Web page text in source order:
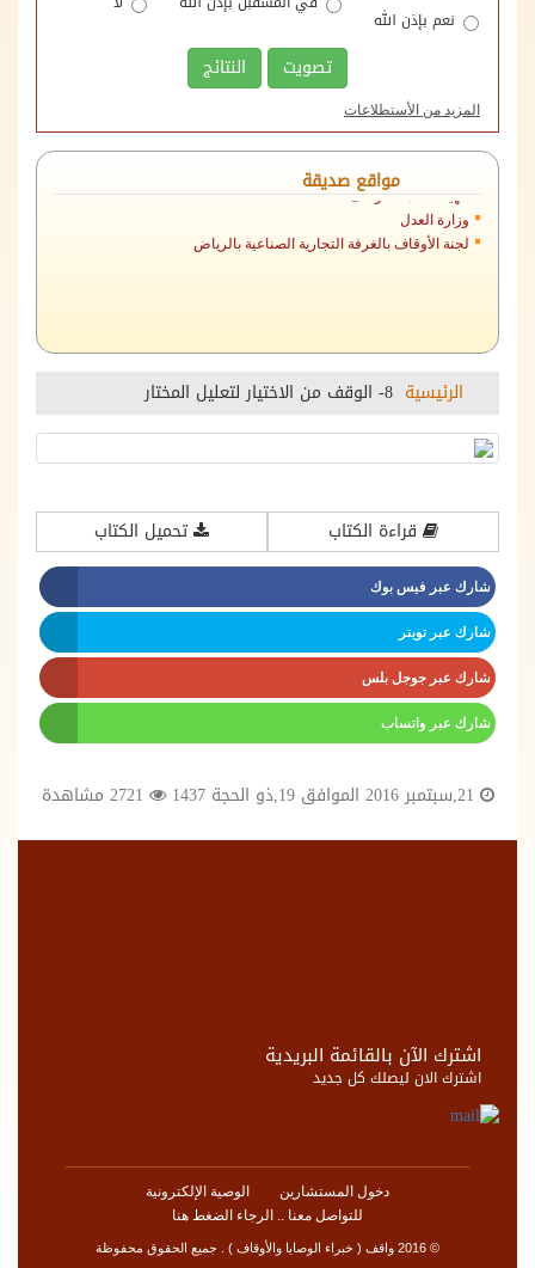
نعم بإذن الله
تصويت النتائج
المزيد من الأستطلاعات
مواقع صديقة
الهيئة العامة للأوقاف
وزارة العدل
لجنة الأوقاف بالغرفة التجارية الصناعية بالرياض
الرئيسية 8- الوقف من الاختيار لتعليل المختار
قراءة الكتاب تحميل الكتاب
شارك عبر فيس بوك
شارك عبر تويتر
شارك عبر جوجل بلس
شارك عبر واتساب
اشترك الآن بالقائمة البريدية
اشترك الان ليصلك كل جديد
دخول المستشارين
الوصية الإلكترونية
للتواصل معنا .. الرجاء الضغط هنا
© 2016 واقف ( خبراء الوصايا والأوقاف ) . جميع الحقوق محفوظة